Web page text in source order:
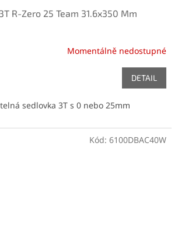
R-Zero 25 Team 31.6x350 Mm
Momentálně nedostupné
DETAIL
sedlovka 3T s 0 nebo 25mm
Kód: 6100DBAC40W